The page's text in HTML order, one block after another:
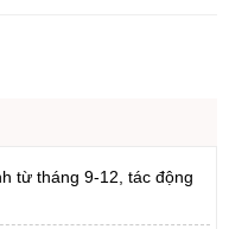
từ tháng 9-12, tác động